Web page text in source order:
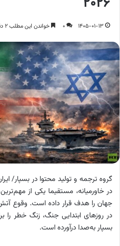
1405-01-13
0 خواندن این مطلب 2 دقیقه زمان میبرد
گروه ترجمه و تولید محتوا در بسپار/
در خاورمیانه، مستقیما یکی از
جهان را هدف قرار داده است. وقوع
در روزهای ابتدایی جنگ، زنگ خطر را
بسپار به‌صدا درآورده است.